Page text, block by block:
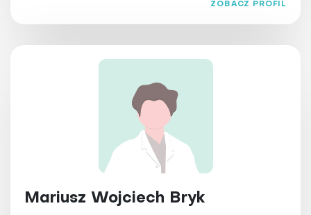
Terapia obrzęków limfatycznych
Terapia przeciwstarzeniowa
Trening personalny
Ziołolecznictwo
ZOBACZ PROFIL
Mariusz Wojciech Bryk